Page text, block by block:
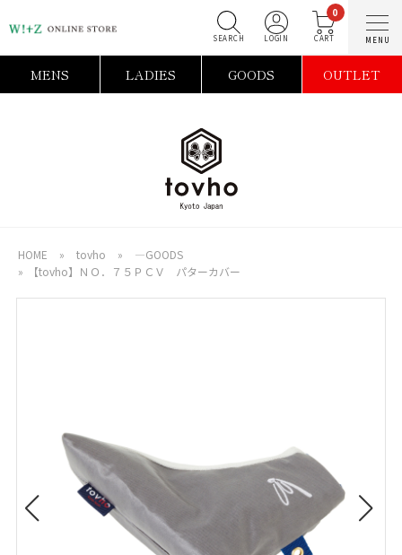
0
MENS LADIES GOODS OUTLET
HOME » tovho »
―GOODS
»
【tovho】ＮＯ．７５ＰＣＶ パターカバー